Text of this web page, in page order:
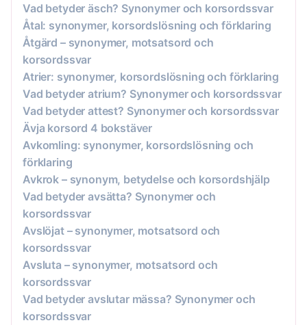
Vad betyder äsch? Synonymer och korsordssvar
Åtal: synonymer, korsordslösning och förklaring
Åtgärd – synonymer, motsatsord och
korsordssvar
Atrier: synonymer, korsordslösning och förklaring
Vad betyder atrium? Synonymer och korsordssvar
Vad betyder attest? Synonymer och korsordssvar
Ävja korsord 4 bokstäver
Avkomling: synonymer, korsordslösning och
förklaring
Avkrok – synonym, betydelse och korsordshjälp
Vad betyder avsätta? Synonymer och
korsordssvar
Avslöjat – synonymer, motsatsord och
korsordssvar
Avsluta – synonymer, motsatsord och
korsordssvar
Vad betyder avslutar mässa? Synonymer och
korsordssvar